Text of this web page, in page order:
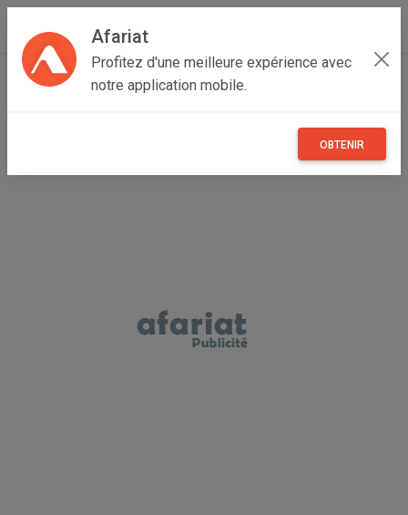
Afariat
Profitez d'une meilleure expérience avec
notre application mobile.
OBTENIR
Accueil Loisirs Grand Tunis Ariana